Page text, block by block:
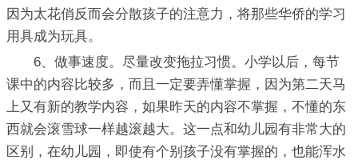
因为太花俏反而会分散孩子的注意力，将那些华侨的学习
用具成为玩具。
6、做事速度。尽量改变拖拉习惯。小学以后，每节
课中的内容比较多，而且一定要弄懂掌握，因为第二天马
上又有新的教学内容，如果昨天的内容不掌握，不懂的东
西就会滚雪球一样越滚越大。这一点和幼儿园有非常大的
区别，在幼儿园，即使有个别孩子没有掌握的，也能浑水